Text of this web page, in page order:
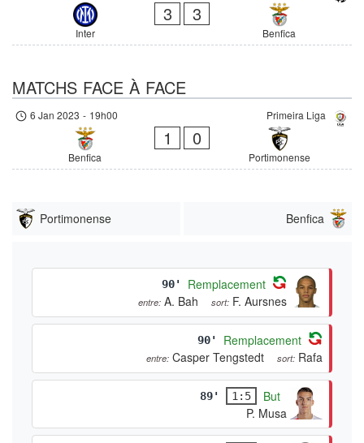
Inter
3 3
Benfica
MATCHS FACE À FACE
Primeira Liga
6 Jan 2023 - 19h00
Benfica
1 0
Portimonense
Portimonense Benfica
90' Remplacement
entre: A. Bah sort: F. Aursnes
90' Remplacement
entre: Casper Tengstedt sort: Rafa
89' 1:5
But
P. Musa